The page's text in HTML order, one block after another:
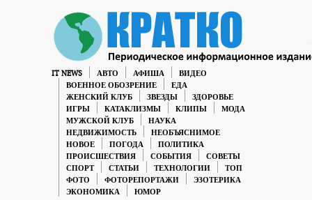
IT NEWS АВТО АФИША
ВИДЕО
ВОЕННОЕ ОБОЗРЕНИЕ
ЕДА
ЖЕНСКИЙ КЛУБ
ЗВЕЗДЫ
ЗДОРОВЬЕ
ИГРЫ
КАТАКЛИЗМЫ КЛИПЫ
МОДА
МУЖСКОЙ КЛУБ
НАУКА
НЕДВИЖИМОСТЬ
НЕОБЪЯСНИМОЕ
НОВОЕ
ПОГОДА
ПОЛИТИКА
ПРОИСШЕСТВИЯ
СОБЫТИЯ
СОВЕТЫ
СПОРТ
СТАТЬИ ТЕХНОЛОГИИ
ТОП
ФОТО
ФОТОРЕПОРТАЖИ
ЭЗОТЕРИКА
ЭКОНОМИКА
ЮМОР